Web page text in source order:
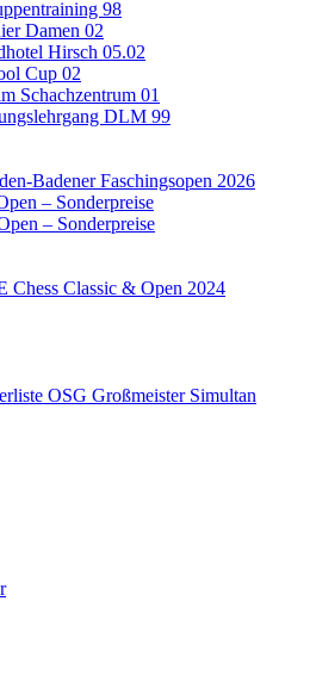
98
Damen 02
Hirsch 05.02
Cup 02
Schachzentrum 01
DLM 99
Badener Faschingsopen 2026
– Sonderpreise
– Sonderpreise
Chess Classic & Open 2024
OSG Großmeister Simultan